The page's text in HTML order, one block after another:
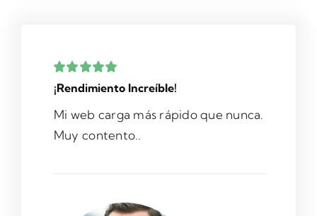
¡Rendimiento Increíble!
Mi web carga más rápido que nunca.
Muy contento..